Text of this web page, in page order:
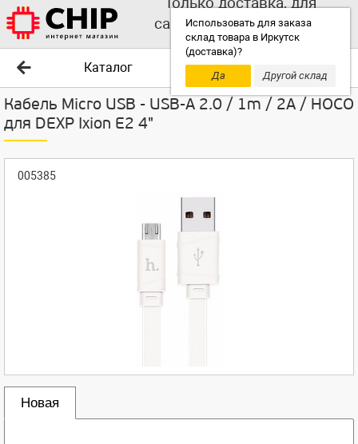
Использовать для заказа
склад товара в Иркутск
(доставка)?
Да
Другой склад
самовывоза выбирайте
другой склад!
Каталог
Кабель Micro USB - USB-A 2.0 / 1m / 2A / HOCO
для DEXP Ixion E2 4"
005385
Новая